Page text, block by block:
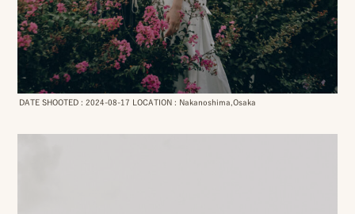
DATE SHOOTED : 2024-08-17 LOCATION : Nakanoshima,Osaka